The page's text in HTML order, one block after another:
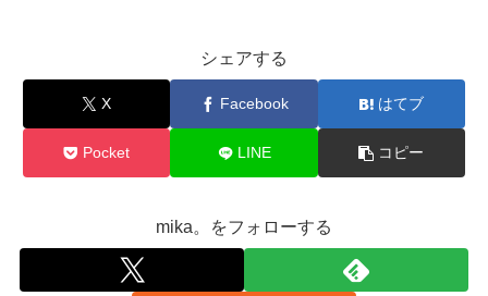
シェアする
X Facebook はてブ
Pocket LINE コピー
mika。をフォローする